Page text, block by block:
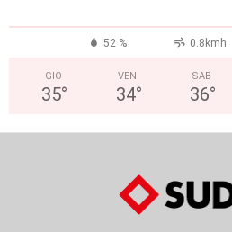
52 % 0.8kmh
GIO
35°
VEN
34°
SAB
36°